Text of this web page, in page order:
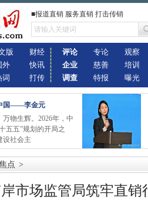
■报道直销 服务直销 打击传销
版
外
词
财经
快讯
打传
评论
企业
调查
专论
慈善
特报
观察
培训
曝光
国——李金元
万物生辉。2026年，中
五五”规划的开局之
设社会主
点 >
市场监管局筑牢直销